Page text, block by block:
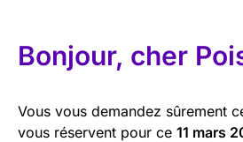
Bonjour, cher
Vous vous demandez sûrement
vous réservent pour ce 11 mars